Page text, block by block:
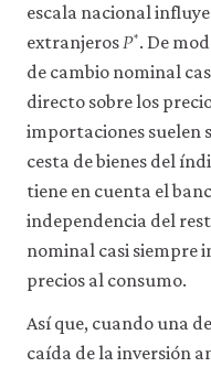
escala nacional
extranjeros𝑃*
P*. De
de cambio nominal
directo sobre los
importaciones suelen
cesta de bienes del
tiene en cuenta el
independencia del
nominal casi siempre
precios al consumo.
Así que, cuando una
caída de la inversión